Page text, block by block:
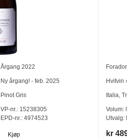
Årgang 2022
Ny årgang! - feb. 2025
Pinot Gris
VP-nr.:15238305
EPD-nr.: 4974523
Kjøp
Hvitvin
Italia ,
Volum:
Utvalg:
kr